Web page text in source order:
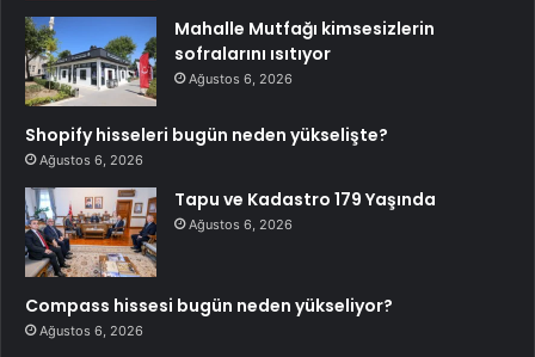
Mahalle Mutfağı kimsesizlerin
sofralarını ısıtıyor
Ağustos 6, 2026
Shopify hisseleri bugün neden yükselişte?
Ağustos 6, 2026
Tapu ve Kadastro 179 Yaşında
Ağustos 6, 2026
Compass hissesi bugün neden yükseliyor?
Ağustos 6, 2026